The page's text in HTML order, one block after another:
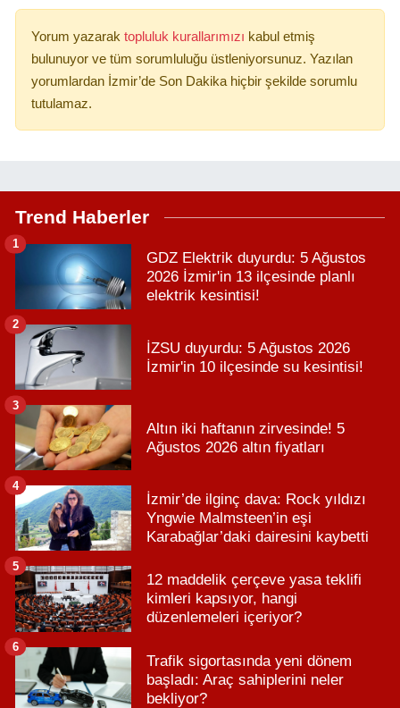
Yorum yazarak topluluk kurallarımızı kabul etmiş
bulunuyor ve tüm sorumluluğu üstleniyorsunuz. Yazılan
yorumlardan İzmir’de Son Dakika hiçbir şekilde sorumlu
tutulamaz.
Trend Haberler
GDZ Elektrik duyurdu: 5 Ağustos
2026 İzmir'in 13 ilçesinde planlı
elektrik kesintisi!
1
İZSU duyurdu: 5 Ağustos 2026
İzmir'in 10 ilçesinde su kesintisi!
2
Altın iki haftanın zirvesinde! 5
Ağustos 2026 altın fiyatları
3
İzmir’de ilginç dava: Rock yıldızı
Yngwie Malmsteen’in eşi
Karabağlar’daki dairesini kaybetti
4
12 maddelik çerçeve yasa teklifi
kimleri kapsıyor, hangi
düzenlemeleri içeriyor?
5
Trafik sigortasında yeni dönem
başladı: Araç sahiplerini neler
bekliyor?
6